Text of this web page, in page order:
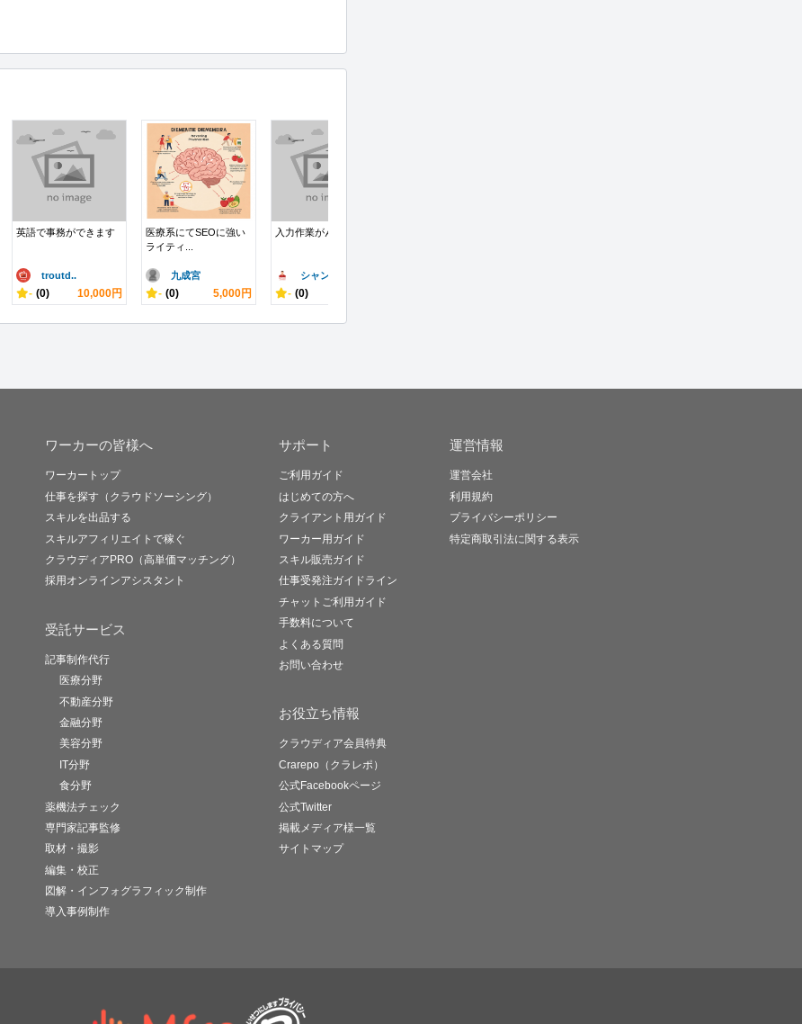
英語で事務ができます
troutd..
- (0) 10,000円
医療系にてSEOに強い
ライティ...
九成宮
- (0) 5,000円
入力作業がんばります
シャンプー
- (0)
ワーカーの皆様へ
ワーカートップ
仕事を探す（クラウドソーシング）
スキルを出品する
スキルアフィリエイトで稼ぐ
クラウディアPRO（高単価マッチング）
採用オンラインアシスタント
受託サービス
記事制作代行
医療分野
不動産分野
金融分野
美容分野
IT分野
食分野
薬機法チェック
専門家記事監修
取材・撮影
編集・校正
図解・インフォグラフィック制作
導入事例制作
サポート
ご利用ガイド
はじめての方へ
クライアント用ガイド
ワーカー用ガイド
スキル販売ガイド
仕事受発注ガイドライン
チャットご利用ガイド
手数料について
よくある質問
お問い合わせ
お役立ち情報
クラウディア会員特典
Crarepo（クラレポ）
公式Facebookページ
公式Twitter
掲載メディア様一覧
サイトマップ
運営情報
運営会社
利用規約
プライバシーポリシー
特定商取引法に関する表示